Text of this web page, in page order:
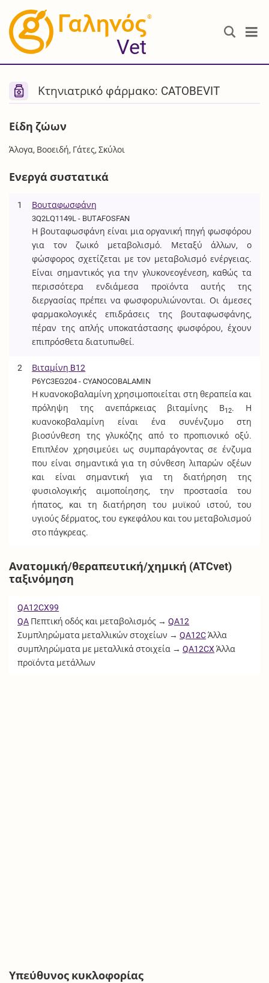
®
Vet
Κτηνιατρικό φάρμακο: CATOBEVIT
Είδη ζώων
Άλογα, Βοοειδή, Γάτες, Σκύλοι
Ενεργά συστατικά
1 Βουταφωσφάνη
3Q2LQ1149L - BUTAFOSFAN
Η βουταφωσφάνη είναι μια οργανική πηγή φωσφόρου
για τον ζωικό μεταβολισμό. Μεταξύ άλλων, ο
φώσφορος σχετίζεται με τον μεταβολισμό ενέργειας.
Είναι σημαντικός για την γλυκονεογένεση, καθώς τα
περισσότερα ενδιάμεσα προϊόντα αυτής της
διεργασίας πρέπει να φωσφορυλιώνονται. Οι άμεσες
φαρμακολογικές επιδράσεις της βουταφωσφάνης,
πέραν της απλής υποκατάστασης φωσφόρου, έχουν
επιπρόσθετα διατυπωθεί.
2 Βιταμίνη B12
P6YC3EG204 - CYANOCOBALAMIN
Η κυανοκοβαλαμίνη χρησιμοποιείται στη θεραπεία και
πρόληψη της ανεπάρκειας βιταμίνης Β12. Η
κυανοκοβαλαμίνη είναι ένα συνένζυμο στη
βιοσύνθεση της γλυκόζης από το προπιονικό οξύ.
Επιπλέον χρησιμεύει ως συμπαράγοντας σε ένζυμα
που είναι σημαντικά για τη σύνθεση λιπαρών οξέων
και είναι σημαντική για τη διατήρηση της
φυσιολογικής αιμοποίησης, την προστασία του
ήπατος, και τη διατήρηση του μυϊκού ιστού, του
υγιούς δέρματος, του εγκεφάλου και του μεταβολισμού
στο πάγκρεας.
Ανατομική/θεραπευτική/χημική (ATCvet)
ταξινόμηση
QA12CX99
QA Πεπτική οδός και μεταβολισμός →QA12
Συμπληρώματα μεταλλικών στοχείων →QA12CΆλλα
συμπληρώματα με μεταλλικά στοιχεία →QA12CX Άλλα
προϊόντα μετάλλων
Υπεύθυνος κυκλοφορίας